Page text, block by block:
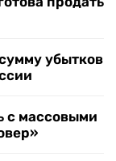
убытков
с массовыми